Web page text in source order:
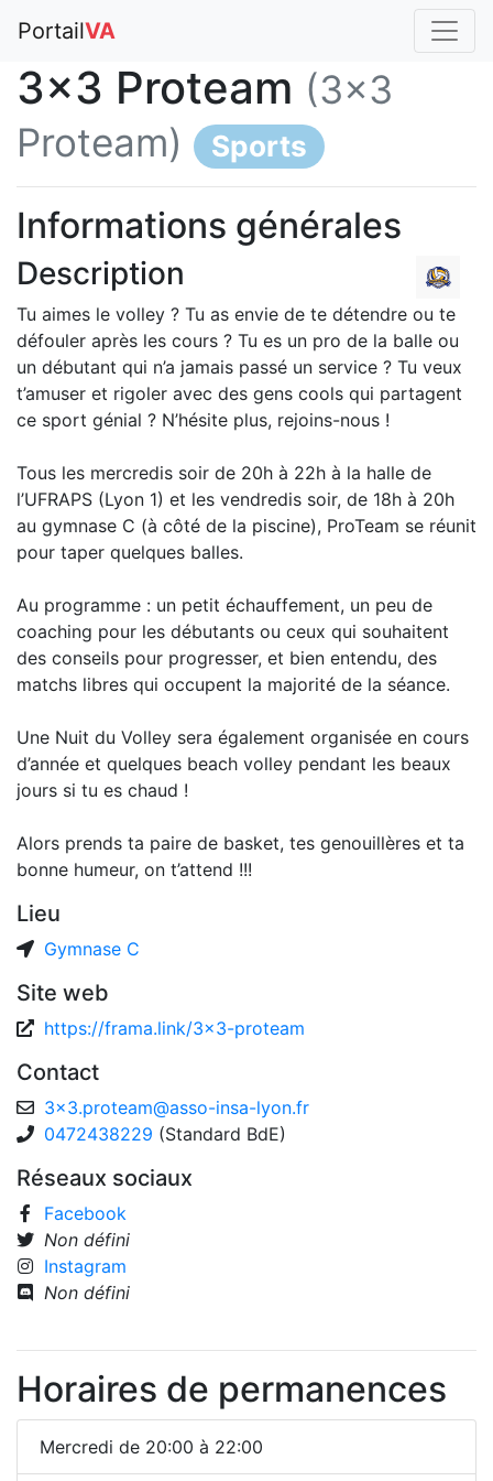
PortailVA
3x3 Proteam (3x3
Proteam)
Sports
Informations générales
Description
Tu aimes le volley ? Tu as envie de te détendre ou te
défouler après les cours ? Tu es un pro de la balle ou
un débutant qui n’a jamais passé un service ? Tu veux
t’amuser et rigoler avec des gens cools qui partagent
ce sport génial ? N’hésite plus, rejoins-nous !
Tous les mercredis soir de 20h à 22h à la halle de
l’UFRAPS (Lyon 1) et les vendredis soir, de 18h à 20h
au gymnase C (à côté de la piscine), ProTeam se réunit
pour taper quelques balles.
Au programme : un petit échauffement, un peu de
coaching pour les débutants ou ceux qui souhaitent
des conseils pour progresser, et bien entendu, des
matchs libres qui occupent la majorité de la séance.
Une Nuit du Volley sera également organisée en cours
d’année et quelques beach volley pendant les beaux
jours si tu es chaud !
Alors prends ta paire de basket, tes genouillères et ta
bonne humeur, on t’attend !!!
Lieu
Gymnase C
Site web
https://frama.link/3x3-proteam
Contact
3x3.proteam@asso-insa-lyon.fr
0472438229 (Standard BdE)
Réseaux sociaux
Facebook
Non défini
Instagram
Non défini
Horaires de permanences
Mercredi de 20:00 à 22:00